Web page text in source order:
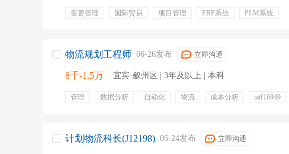
变更管理 国际贸易 项目管理 ERP系统 PLM系统
物流规划工程师 06-26发布 立即沟通
8千-1.5万 宜宾·叙州区 | 3年及以上 | 本科
管理 数据分析 自动化 物流 成本分析 iatf16949
计划物流科长(J12198) 06-24发布 立即沟通